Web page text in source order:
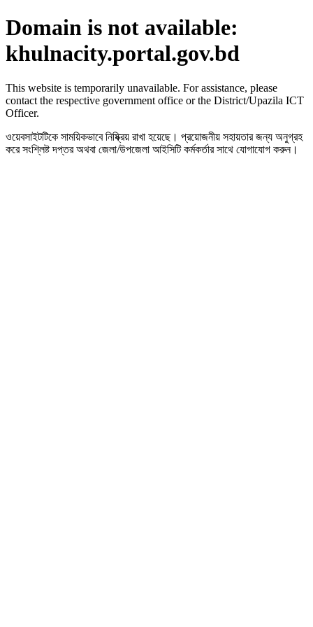
Domain is not available:
khulnacity.portal.gov.bd
This website is temporarily unavailable. For assistance, please
contact the respective government office or the District/Upazila ICT
Officer.
ওয়েবসাইটটিকে সাময়িকভাবে নিষ্ক্রিয় রাখা হয়েছে। প্রয়োজনীয় সহায়তার জন্য অনুগ্রহ
করে সংশ্লিষ্ট দপ্তর অথবা জেলা/উপজেলা আইসিটি কর্মকর্তার সাথে যোগাযোগ করুন।